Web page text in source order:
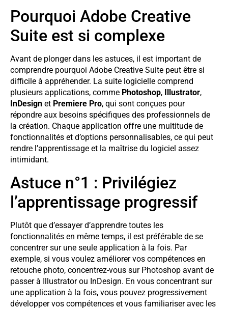
Pourquoi Adobe Creative
Suite est si complexe
Avant de plonger dans les astuces, il est important de
comprendre pourquoi Adobe Creative Suite peut être si
difficile à appréhender. La suite logicielle comprend
plusieurs applications, comme Photoshop, Illustrator,
InDesign et Premiere Pro, qui sont conçues pour
répondre aux besoins spécifiques des professionnels de
la création. Chaque application offre une multitude de
fonctionnalités et d’options personnalisables, ce qui peut
rendre l’apprentissage et la maîtrise du logiciel assez
intimidant.
Astuce n°1 : Privilégiez
l’apprentissage progressif
Plutôt que d’essayer d’apprendre toutes les
fonctionnalités en même temps, il est préférable de se
concentrer sur une seule application à la fois. Par
exemple, si vous voulez améliorer vos compétences en
retouche photo, concentrez-vous sur Photoshop avant de
passer à Illustrator ou InDesign. En vous concentrant sur
une application à la fois, vous pouvez progressivement
développer vos compétences et vous familiariser avec les